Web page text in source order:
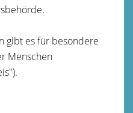
gibt es für besondere
Menschen
").